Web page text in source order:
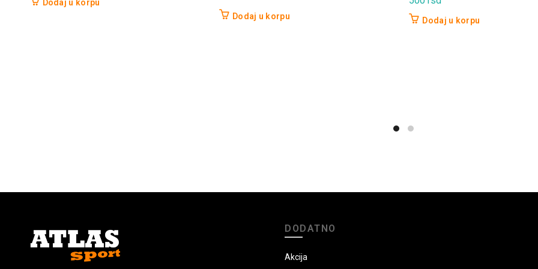
Dodaj u korpu
Dodaj u korpu Dodaj u korpu
DODATNO
Akcija